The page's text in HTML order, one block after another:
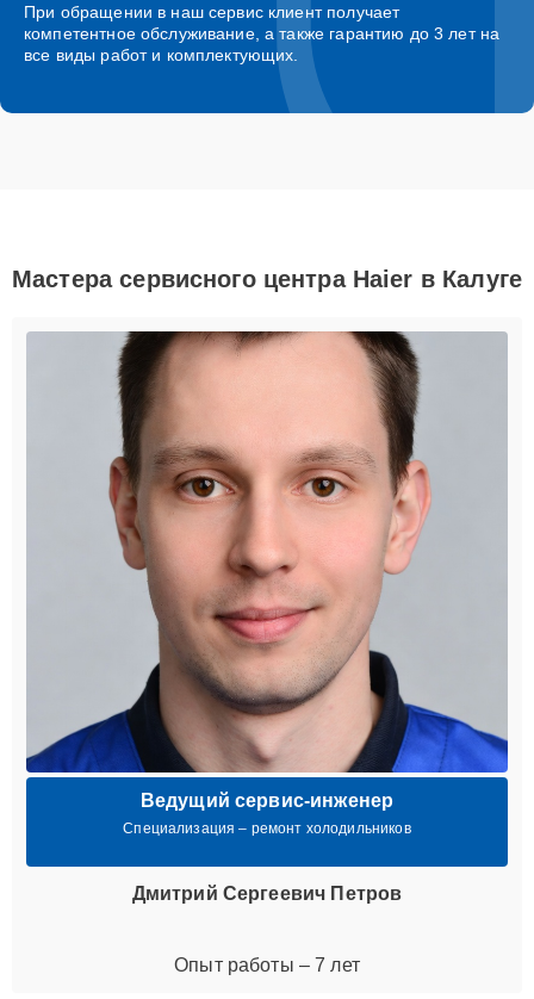
При обращении в наш сервис клиент получает
компетентное обслуживание, а также гарантию до 3 лет на
все виды работ и комплектующих.
Мастера сервисного центра Haier в Калуге
Ведущий сервис-инженер
Специализация – ремонт холодильников
Дмитрий Сергеевич Петров
Опыт работы – 7 лет